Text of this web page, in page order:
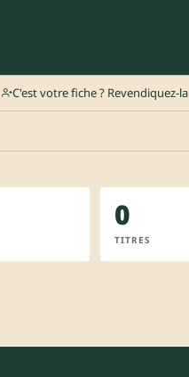
C'est votre fiche ? Revendiquez-la
0
TITRES